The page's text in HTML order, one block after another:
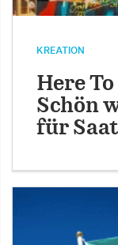
KREATION
Here
Schön
für